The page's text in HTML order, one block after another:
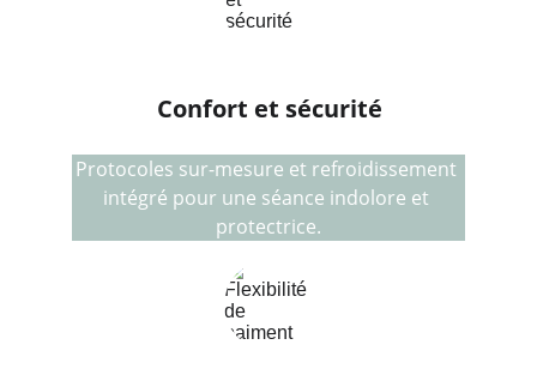
Confort et sécurité
Protocoles sur-mesure et refroidissement
intégré pour une séance indolore et
protectrice.